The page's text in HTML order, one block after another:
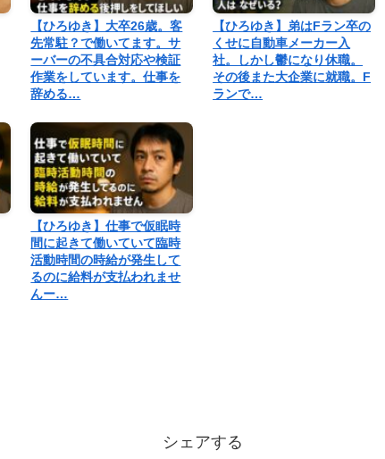
【ひろゆき】大卒26歳。客
先常駐？で働いてます。サ
ーバーの不具合対応や検証
作業をしています。仕事を
辞める…
【ひろゆき】弟はFラン卒の
くせに自動車メーカー入
社。しかし鬱になり休職。
その後また大企業に就職。F
ランで…
【ひろゆき】仕事で仮眠時
間に起きて働いていて臨時
活動時間の時給が発生して
るのに給料が支払われませ
んー…
シェアする